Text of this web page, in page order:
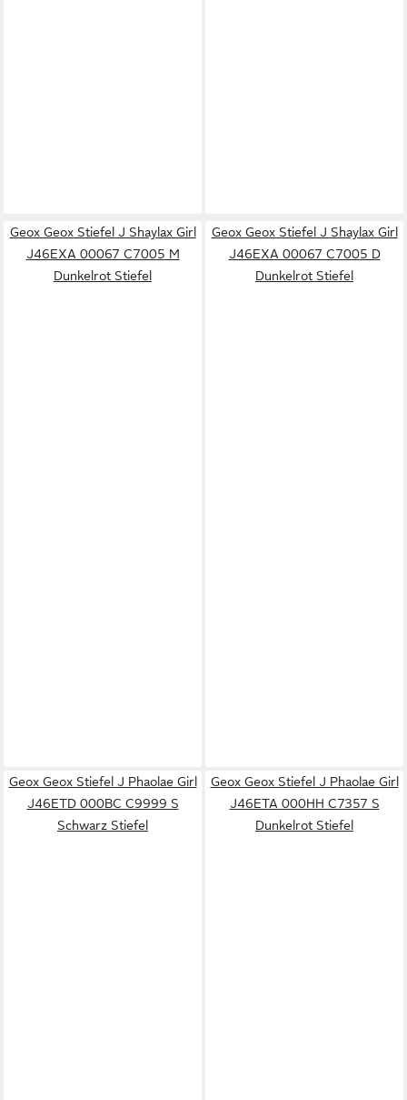
Geox Geox Stiefel J Shaylax Girl
J46EXA 00067 C7005 M
Dunkelrot Stiefel
Geox Geox Stiefel J Shaylax Girl
J46EXA 00067 C7005 D
Dunkelrot Stiefel
Geox Geox Stiefel J Phaolae Girl
J46ETD 000BC C9999 S
Schwarz Stiefel
Geox Geox Stiefel J Phaolae Girl
J46ETA 000HH C7357 S
Dunkelrot Stiefel